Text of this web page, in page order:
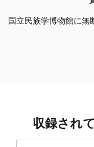
国立民族学博物館に無
収録され